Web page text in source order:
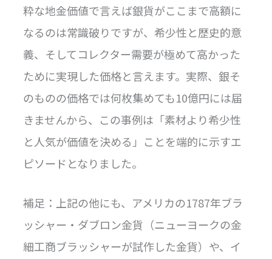
粋な地金価値で言えば銀貨がここまで高額に
なるのは常識破りですが、希少性と歴史的意
義、そしてコレクター需要が極めて高かった
ために実現した価格と言えます。実際、銀そ
のものの価格では何枚集めても10億円には届
きませんから、この事例は「素材より希少性
と人気が価値を決める」ことを端的に示すエ
ピソードとなりました。
補足：上記の他にも、アメリカの1787年ブラ
ッシャー・ダブロン金貨（ニューヨークの金
細工商ブラッシャーが試作した金貨）や、イ